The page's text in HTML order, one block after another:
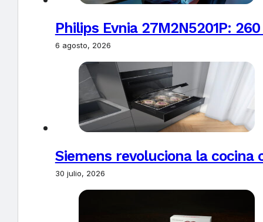
Philips Evnia 27M2N5201P:
6 agosto, 2026
Siemens revoluciona la
30 julio, 2026